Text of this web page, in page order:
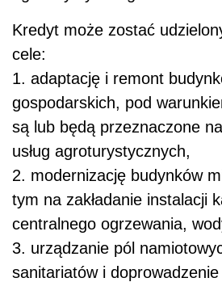
Kredyt może zostać
cele:
1. adaptację i remont
gospodarskich, pod
są lub będą przeznaczone
usług agroturystycznych,
2. modernizację budynków
tym na zakładanie instalacji
centralnego ogrzewania,
3. urządzanie pól
sanitariatów i